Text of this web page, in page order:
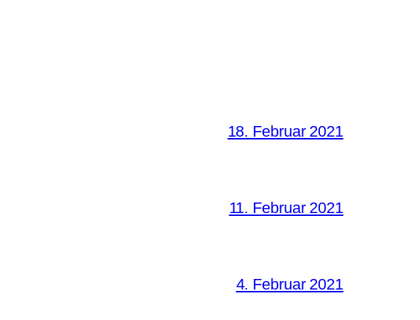
18. Februar 2021
11. Februar 2021
4. Februar 2021